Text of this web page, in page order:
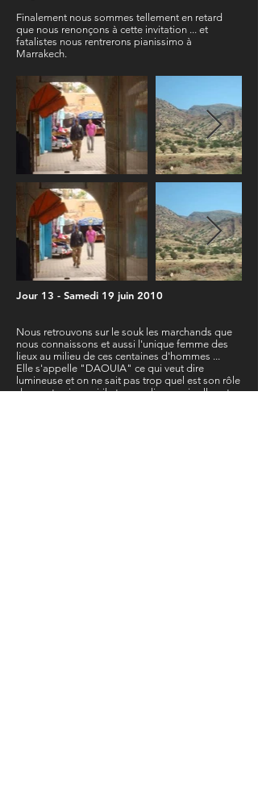
Finalement nous sommes tellement en retard
que nous renonçons à cette invitation ... et
fatalistes nous rentrerons pianissimo à
Marrakech.
Jour 13 - Samedi 19 juin 2010
Nous retrouvons sur le souk les marchands que
nous connaissons et aussi l'unique femme des
lieux au milieu de ces centaines d'hommes ...
Elle s'appelle "DAOUIA" ce qui veut dire
lumineuse et on ne sait pas trop quel est son rôle
dans cet univers viril et masculin ... mais elle est